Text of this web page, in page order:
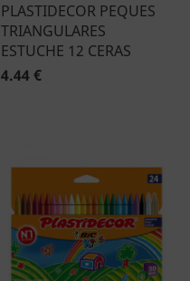
PLASTIDECOR PEQUES
TRIANGULARES
ESTUCHE 12 CERAS
4.44 €